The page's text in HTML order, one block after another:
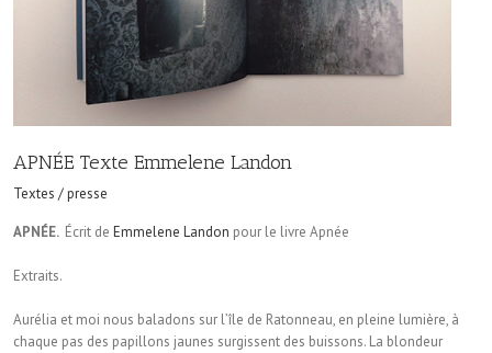
APNÉE Texte Emmelene Landon
Textes / presse
APNÉE. Écrit de Emmelene Landon pour le livre Apnée
Extraits.
Aurélia et moi nous baladons sur l’île de Ratonneau, en pleine lumière, à
chaque pas des papillons jaunes surgissent des buissons. La blondeur